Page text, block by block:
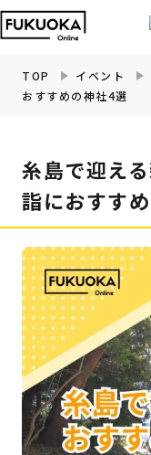
福岡の観
福岡のイ
福岡の
福岡のフ
福岡の暮
福岡の教
TOP イベント
おすすめの神社4選
糸島で迎え
詣におすす